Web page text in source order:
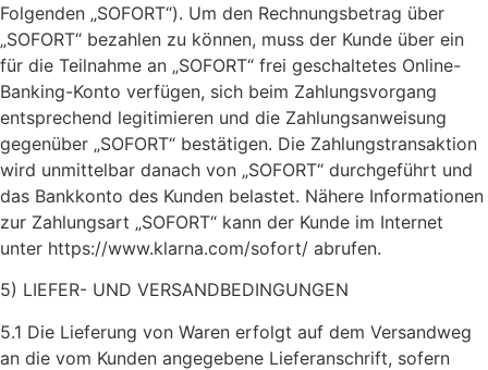
Folgenden „SOFORT“). Um den Rechnungsbetrag über
„SOFORT“ bezahlen zu können, muss der Kunde über ein
für die Teilnahme an „SOFORT“ frei geschaltetes Online-
Banking-Konto verfügen, sich beim Zahlungsvorgang
entsprechend legitimieren und die Zahlungsanweisung
gegenüber „SOFORT“ bestätigen. Die Zahlungstransaktion
wird unmittelbar danach von „SOFORT“ durchgeführt und
das Bankkonto des Kunden belastet. Nähere Informationen
zur Zahlungsart „SOFORT“ kann der Kunde im Internet
unter https://www.klarna.com/sofort/ abrufen.
5) LIEFER- UND VERSANDBEDINGUNGEN
5.1 Die Lieferung von Waren erfolgt auf dem Versandweg
an die vom Kunden angegebene Lieferanschrift, sofern